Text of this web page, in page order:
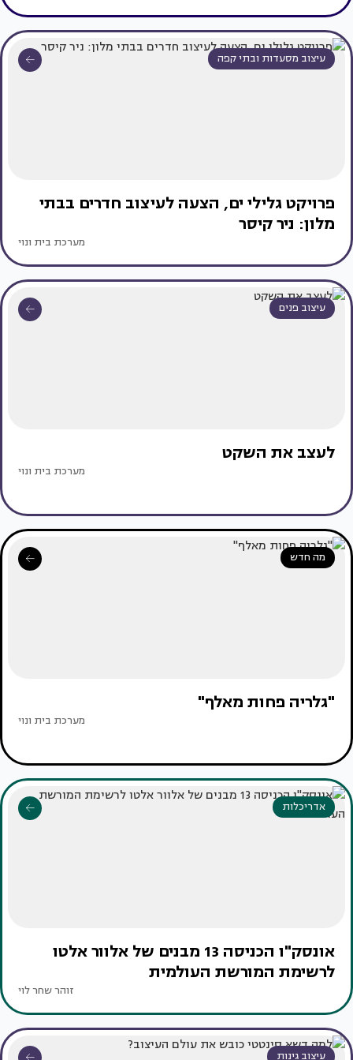
עיצוב מסעדות ובתי קפה
פרויקט גלילי ים, הצעה לעיצוב חדרים בבתי
מלון: ניר קיסר
מערכת בית ונוי
עיצוב פנים
לעצב את השקט
מערכת בית ונוי
מה חדש
"גלריה פחות מאלף"
מערכת בית ונוי
אדריכלות
אונסק"ו הכניסה 13 מבנים של אלוור אלטו
לרשימת המורשת העולמית
זוהר שחר לוי
עיצוב גינות